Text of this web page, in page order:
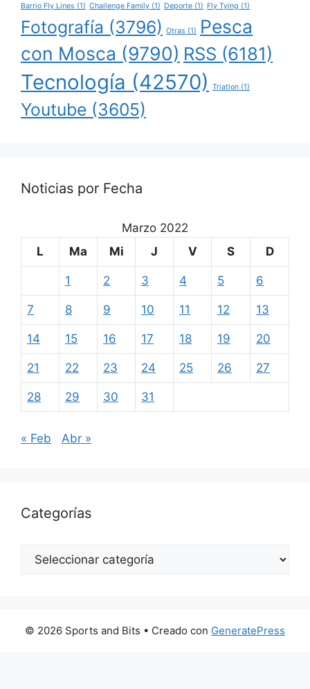
Barrio Fly Lines (1) Challenge Family (1) Deporte (1) Fly Tying (1)
Fotografía (3796) Otras (1)
Pesca
con Mosca (9790) RSS (6181)
Tecnología (42570) Triatlon (1)
Youtube (3605)
Noticias por Fecha
Marzo 2022
L
Ma Mi J V S D
1 2 3 4 5 6
7 8 9 10 11 12 13
14 15 16 17 18 19 20
21 22 23 24 25 26 27
28 29 30 31
« Feb Abr »
Categorías
Categorías
© 2026 Sports and Bits • Creado con GeneratePress